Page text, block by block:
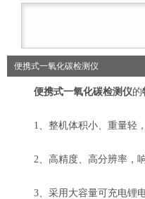
便携式一氧化碳检测仪
便携式一氧化碳检测仪的
1、整机体积小、重量轻，
2、高精度、高分辨率，
3、采用大容量可充电锂电